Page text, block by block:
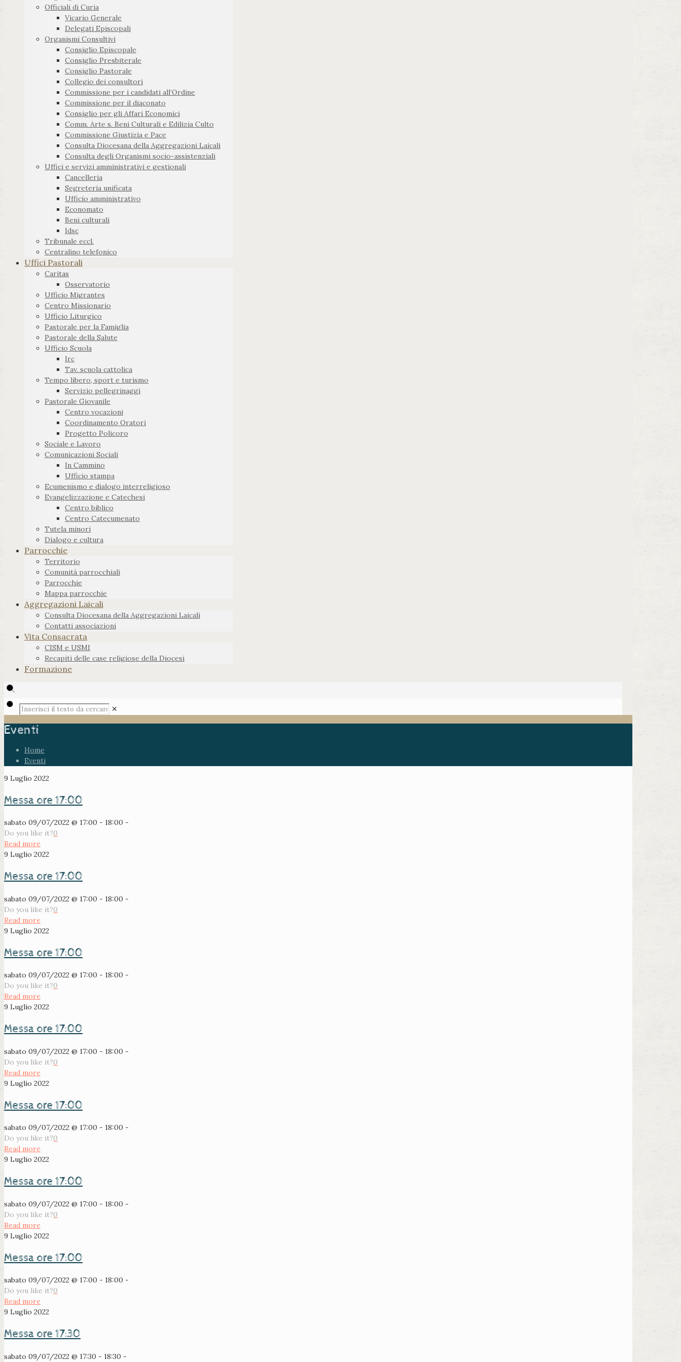
Officiali di Curia
Vicario Generale
Delegati Episcopali
Organismi Consultivi
Consiglio Episcopale
Consiglio Presbiterale
Consiglio Pastorale
Collegio dei consultori
Commissione per i candidati all’Ordine
Commissione per il diaconato
Consiglio per gli Affari Economici
Comm. Arte s. Beni Culturali e Edilizia Culto
Commissione Giustizia e Pace
Consulta Diocesana della Aggregazioni Laicali
Consulta degli Organismi socio-assistenziali
Uffici e servizi amministrativi e gestionali
Cancelleria
Segreteria unificata
Ufficio amministrativo
Economato
Beni culturali
Idsc
Tribunale eccl.
Centralino telefonico
Uffici Pastorali
Caritas
Osservatorio
Ufficio Migrantes
Centro Missionario
Ufficio Liturgico
Pastorale per la Famiglia
Pastorale della Salute
Ufficio Scuola
Irc
Tav. scuola cattolica
Tempo libero, sport e turismo
Servizio pellegrinaggi
Pastorale Giovanile
Centro vocazioni
Coordinamento Oratori
Progetto Policoro
Sociale e Lavoro
Comunicazioni Sociali
In Cammino
Ufficio stampa
Ecumenismo e dialogo interreligioso
Evangelizzazione e Catechesi
Centro biblico
Centro Catecumenato
Tutela minori
Dialogo e cultura
Parrocchie
Territorio
Comunità parrocchiali
Parrocchie
Mappa parrocchie
Aggregazioni Laicali
Consulta Diocesana della Aggregazioni Laicali
Contatti associazioni
Vita Consacrata
CISM e USMI
Recapiti delle case religiose della Diocesi
Formazione
✕
Eventi
Home
Eventi
9 Luglio 2022
Messa ore 17:00
sabato 09/07/2022 @ 17:00 - 18:00 -
Do you like it?0
Read more
9 Luglio 2022
Messa ore 17:00
sabato 09/07/2022 @ 17:00 - 18:00 -
Do you like it?0
Read more
9 Luglio 2022
Messa ore 17:00
sabato 09/07/2022 @ 17:00 - 18:00 -
Do you like it?0
Read more
9 Luglio 2022
Messa ore 17:00
sabato 09/07/2022 @ 17:00 - 18:00 -
Do you like it?0
Read more
9 Luglio 2022
Messa ore 17:00
sabato 09/07/2022 @ 17:00 - 18:00 -
Do you like it?0
Read more
9 Luglio 2022
Messa ore 17:00
sabato 09/07/2022 @ 17:00 - 18:00 -
Do you like it?0
Read more
9 Luglio 2022
Messa ore 17:00
sabato 09/07/2022 @ 17:00 - 18:00 -
Do you like it?0
Read more
9 Luglio 2022
Messa ore 17:30
sabato 09/07/2022 @ 17:30 - 18:30 -